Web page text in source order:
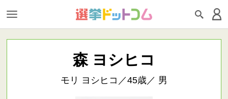
森 ヨシヒコ
モリ ヨシヒコ／45歳／ 男